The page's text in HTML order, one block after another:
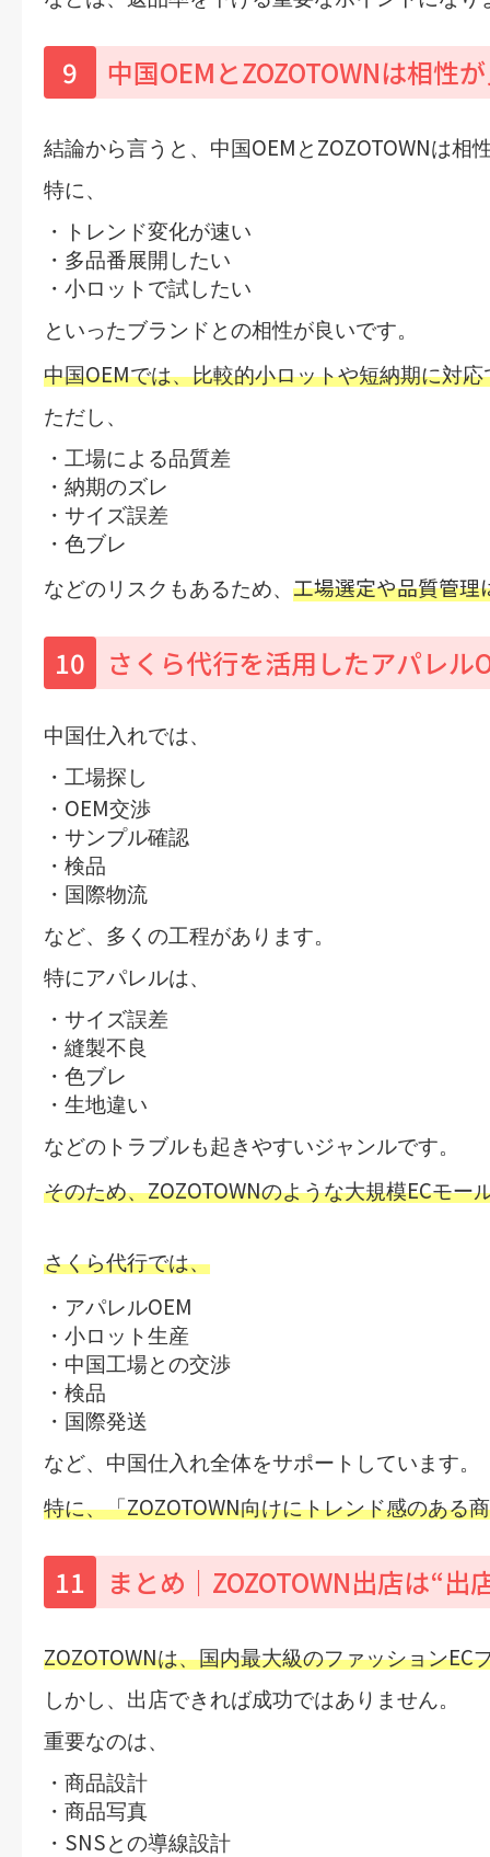
9 中国OEMとZOZOTOWNは相性
結論から言うと、中国OEM と ZOZOTOWNは相
特に、
・トレンド変化が速い
・多品番展開したい
・小ロットで試したい
といったブランドとの相性が良いです。
中国OEMでは、比較的小ロットや短納期に対
ただし、
・工場による品質差
・納期のズレ
・サイズ誤差
・色ブレ
などのリスクもあるため、 工場選定や品質管理
10 さくら代行を活用したアパレル
中国仕入れでは、
・工場探し
・ OEM交渉
・サンプル確認
・検品
・国際物流
など、多くの工程があります。
特にアパレルは、
・サイズ誤差
・縫製不良
・色ブレ
・生地違い
などのトラブルも起きやすいジャンルです。
そのため、ZOZOTOWNのような大規模ECモー
さくら代行では、
・アパレルOEM
・小ロット生産
・中国工場との交渉
・検品
・国際発送
など、中国仕入れ全体をサポートしています。
特に、「ZOZOTOWN向けにトレンド感のある
11 まとめ｜ZOZOTOWN出店は“出
ZOZOTOWNは、国内最大級のファッションEC
しかし、 出店できれば成功ではありません。
重要なのは、
・商品設計
・商品写真
・ SNSとの導線設計